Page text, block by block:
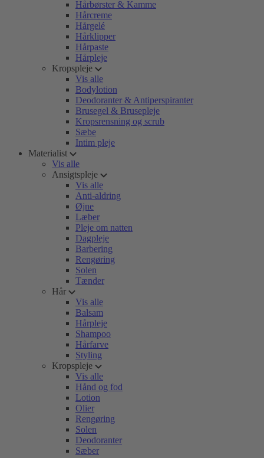
Hårbørster & Kamme
Hårcreme
Hårgelé
Hårklipper
Hårpaste
Hårpleje
Kropspleje
Vis alle
Bodylotion
Deodoranter & Antiperspiranter
Brusegel & Brusepleje
Kropsrensning og scrub
Sæbe
Intim pleje
Materialist
Vis alle
Ansigtspleje
Vis alle
Anti-aldring
Øjne
Læber
Pleje om natten
Dagpleje
Barbering
Rengøring
Solen
Tænder
Hår
Vis alle
Balsam
Hårpleje
Shampoo
Hårfarve
Styling
Kropspleje
Vis alle
Hånd og fod
Lotion
Olier
Rengøring
Solen
Deodoranter
Sæber